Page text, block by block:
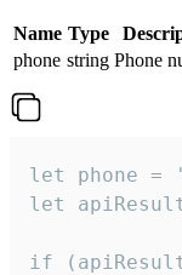
Name Type
phone string Phone
let phone =
let
if